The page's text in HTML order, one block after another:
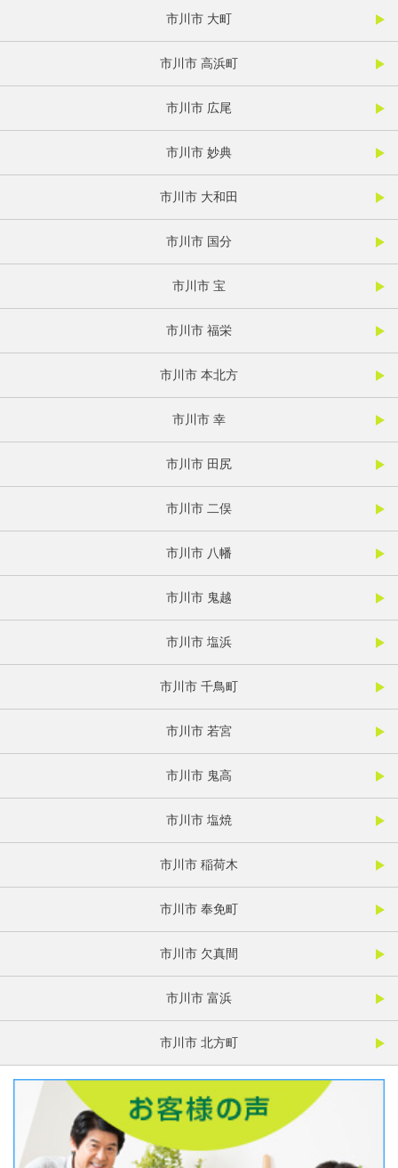
市川市 大町
市川市 高浜町
市川市 広尾
市川市 妙典
市川市 大和田
市川市 国分
市川市 宝
市川市 福栄
市川市 本北方
市川市 幸
市川市 田尻
市川市 二俣
市川市 八幡
市川市 鬼越
市川市 塩浜
市川市 千鳥町
市川市 若宮
市川市 鬼高
市川市 塩焼
市川市 稲荷木
市川市 奉免町
市川市 欠真間
市川市 富浜
市川市 北方町